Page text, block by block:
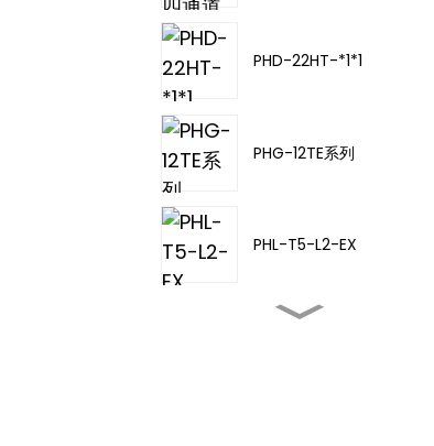
PHD-22HT-*1*1
PHG-12TE系列
PHL-T5-L2-EX